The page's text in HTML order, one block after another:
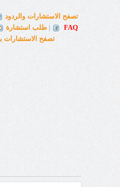
تصفح الاستشارات والردود
FAQ
طلب استشارة
تصفح الاستشارات